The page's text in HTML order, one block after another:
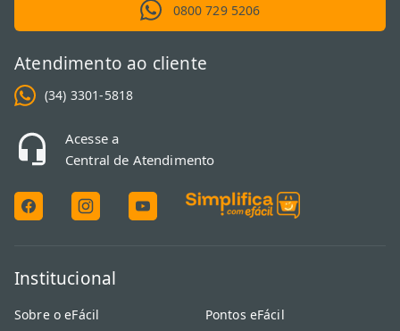
0800 729 5206
Atendimento ao cliente
(34) 3301-5818
Acesse a
Central de Atendimento
Institucional
Sobre o eFácil Pontos eFácil